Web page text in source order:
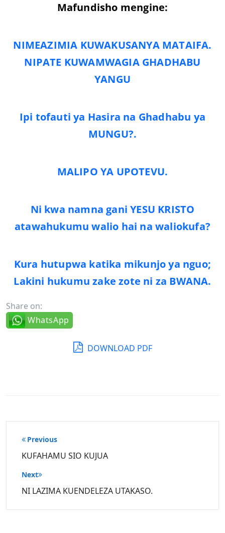
Mafundisho mengine:
NIMEAZIMIA KUWAKUSANYA MATAIFA.
NIPATE KUWAMWAGIA GHADHABU
YANGU
Ipi tofauti ya Hasira na Ghadhabu ya
MUNGU?.
MALIPO YA UPOTEVU.
Ni kwa namna gani YESU KRISTO
atawahukumu walio hai na waliokufa?
Kura hutupwa katika mikunjo ya nguo;
Lakini hukumu zake zote ni za BWANA.
Share on:
WhatsApp
DOWNLOAD PDF
Post
navigation
Previous
KUFAHAMU SIO KUJUA
Next
NI LAZIMA KUENDELEZA UTAKASO.